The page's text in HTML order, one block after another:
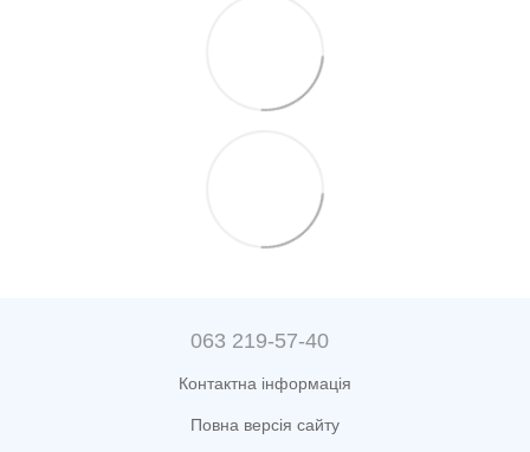
063 219-57-40
Контактна інформація
Повна версія сайту